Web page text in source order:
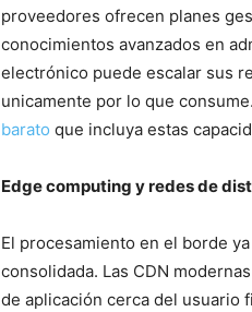
proveedores ofrecen planes
conocimientos avanzados en
electrónico puede escalar sus
unicamente por lo que
barato que incluya estas
Edge computing y redes de
El procesamiento en el borde
consolidada. Las CDN
de aplicación cerca del usuario